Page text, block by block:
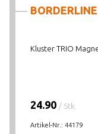
Kluster TRIO
24.90 / Stk.
Artikel-Nr.: 44179